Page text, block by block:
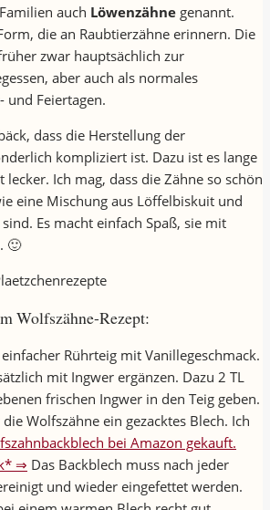
auch Löwenzähne genannt.
die an Raubtierzähne erinnern. Die
zwar hauptsächlich zur
aber auch als normales
und Feiertagen.
dass die Herstellung der
kompliziert ist. Dazu ist es lange
Ich mag, dass die Zähne so schön
eine Mischung aus Löffelbiskuit und
Es macht einfach Spaß, sie mit
🙂
Wolfszähne-Rezept:
Rührteig mit Vanillegeschmack.
mit Ingwer ergänzen. Dazu 2 TL
frischen Ingwer in den Teig geben.
Wolfszähne ein gezacktes Blech. Ich
bei Amazon gekauft.
⇒ Das Backblech muss nach jeder
und wieder eingefettet werden.